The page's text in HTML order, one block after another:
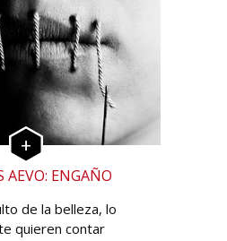
AEVO: ENGAÑO
de la belleza, lo
quieren contar